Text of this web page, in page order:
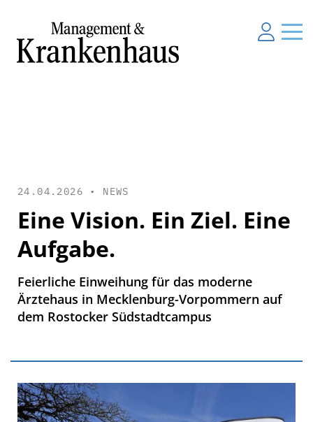
24.04.2026 • NEWS
Eine Vision. Ein Ziel. Eine
Aufgabe.
Feierliche Einweihung für das moderne
Ärztehaus in Mecklenburg-Vorpommern auf
dem Rostocker Südstadtcampus